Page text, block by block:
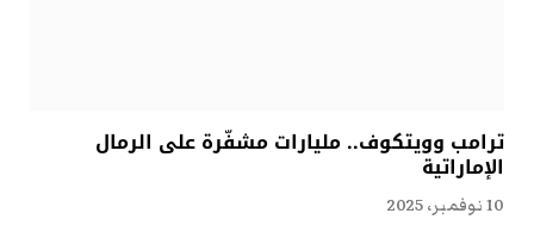
ترامب وويتكوف.. مليارات مشفّرة على الرمال
الإماراتية
10 نوفمبر، 2025